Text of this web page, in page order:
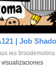
ies tirsodemolina
visualizaciones